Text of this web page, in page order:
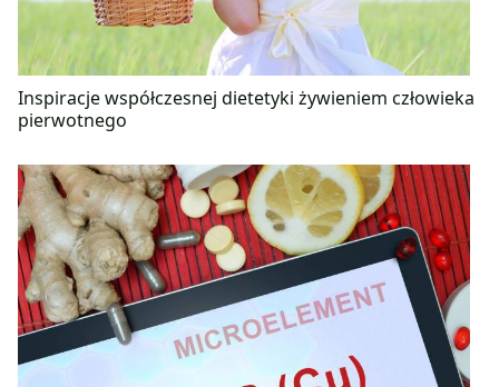
Inspiracje współczesnej dietetyki żywieniem człowieka
pierwotnego